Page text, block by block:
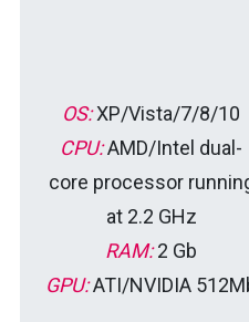
OS:XP/Vista/7/8/10
CPU:AMD/Intel dual-
core processor
at 2.2 GHz
RAM:2 Gb
GPU:ATI/NVIDIA